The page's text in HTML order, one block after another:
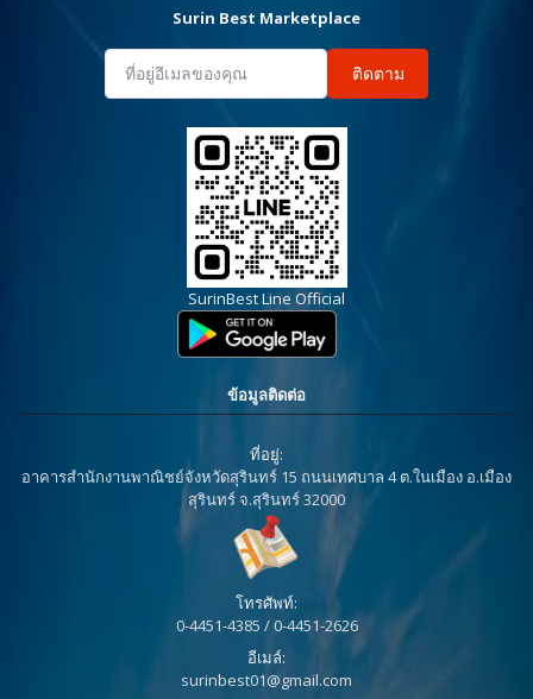
Surin Best Marketplace
ติดตาม
SurinBest Line Official
ข้อมูลติดต่อ
ที่อยู่:
อาคารสำนักงานพาณิชย์จังหวัดสุรินทร์ 15 ถนนเทศบาล 4 ต.ในเมือง อ.เมือง
สุรินทร์ จ.สุรินทร์ 32000
โทรศัพท์:
0-4451-4385 / 0-4451-2626
อีเมล์:
surinbest01@gmail.com